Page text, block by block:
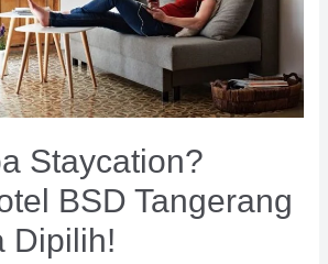
Staycation?
BSD Tangerang
Dipilih!